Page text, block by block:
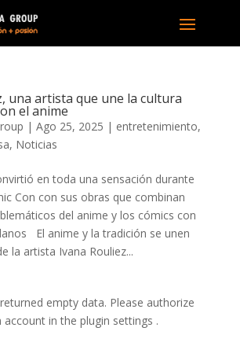
una artista que une la cultura
el anime
| Ago 25, 2025 | entretenimiento,
, Noticias
en toda una sensación durante
Con con sus obras que combinan
del anime y los cómics con
El anime y la tradición se unen
la artista Ivana Rouliez...
empty data. Please authorize
account in the plugin settings .